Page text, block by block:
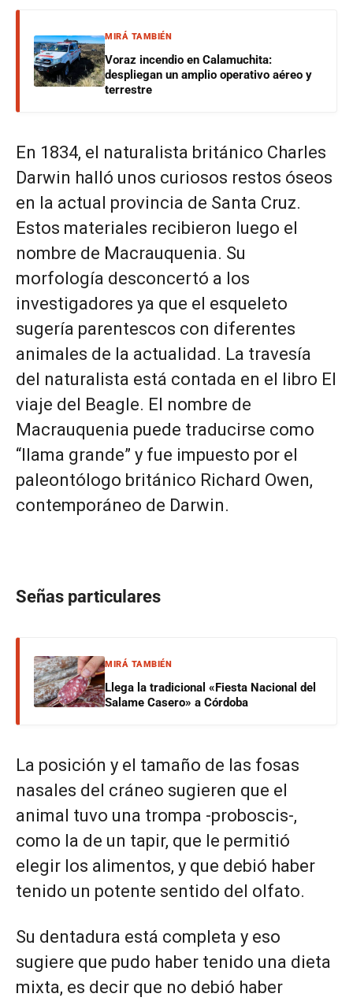
MIRÁ TAMBIÉN
Voraz incendio en Calamuchita:
despliegan un amplio operativo aéreo y
terrestre
En 1834, el naturalista británico Charles
Darwin halló unos curiosos restos óseos
en la actual provincia de Santa Cruz.
Estos materiales recibieron luego el
nombre de Macrauquenia. Su
morfología desconcertó a los
investigadores ya que el esqueleto
sugería parentescos con diferentes
animales de la actualidad. La travesía
del naturalista está contada en el libro El
viaje del Beagle. El nombre de
Macrauquenia puede traducirse como
“llama grande” y fue impuesto por el
paleontólogo británico Richard Owen,
contemporáneo de Darwin.
Señas particulares
MIRÁ TAMBIÉN
Llega la tradicional «Fiesta Nacional del
Salame Casero» a Córdoba
La posición y el tamaño de las fosas
nasales del cráneo sugieren que el
animal tuvo una trompa -proboscis-,
como la de un tapir, que le permitió
elegir los alimentos, y que debió haber
tenido un potente sentido del olfato.
Su dentadura está completa y eso
sugiere que pudo haber tenido una dieta
mixta, es decir que no debió haber